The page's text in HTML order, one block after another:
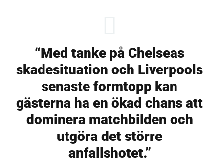
“Med tanke på Chelseas
skadesituation och Liverpools
senaste formtopp kan
gästerna ha en ökad chans att
dominera matchbilden och
utgöra det större
anfallshotet.”